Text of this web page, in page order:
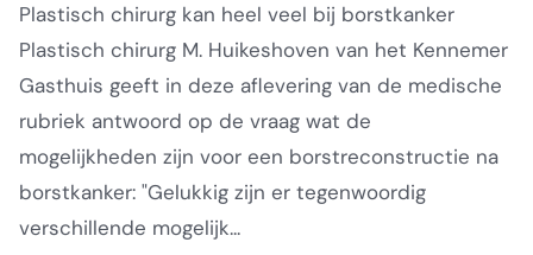
Plastisch chirurg kan heel veel bij borstkanker
Plastisch chirurg M. Huikeshoven van het Kennemer
Gasthuis geeft in deze aflevering van de medische
rubriek antwoord op de vraag wat de
mogelijkheden zijn voor een borstreconstructie na
borstkanker: "Gelukkig zijn er tegenwoordig
verschillende mogelijk...